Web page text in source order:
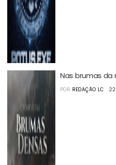
Nas brumas
POR REDAÇÃO LC